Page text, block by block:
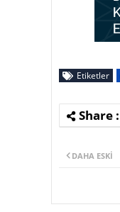
Etiketler
DAHA ESKI